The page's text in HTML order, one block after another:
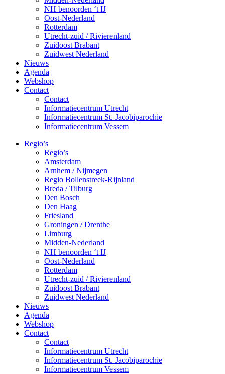
NH benoorden ‘t IJ
Oost-Nederland
Rotterdam
Utrecht-zuid / Rivierenland
Zuidoost Brabant
Zuidwest Nederland
Nieuws
Agenda
Webshop
Contact
Contact
Informatiecentrum Utrecht
Informatiecentrum St. Jacobiparochie
Informatiecentrum Vessem
Regio’s
Regio’s
Amsterdam
Arnhem / Nijmegen
Regio Bollenstreek-Rijnland
Breda / Tilburg
Den Bosch
Den Haag
Friesland
Groningen / Drenthe
Limburg
Midden-Nederland
NH benoorden ‘t IJ
Oost-Nederland
Rotterdam
Utrecht-zuid / Rivierenland
Zuidoost Brabant
Zuidwest Nederland
Nieuws
Agenda
Webshop
Contact
Contact
Informatiecentrum Utrecht
Informatiecentrum St. Jacobiparochie
Informatiecentrum Vessem